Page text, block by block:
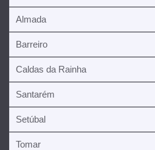
Almada
Barreiro
Caldas da Rainha
Santarém
Setúbal
Tomar